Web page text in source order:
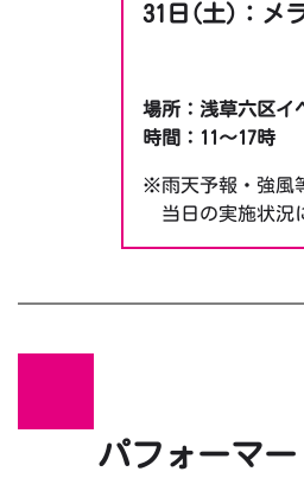
31日(土)：メ
場所：浅草六区イ
時間：11～17時
※雨天予報・強風
当日の実施状況
パフォーマー